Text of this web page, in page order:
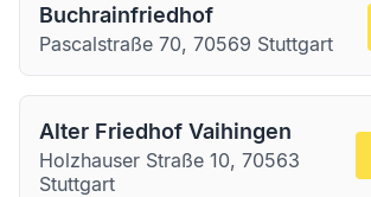
Buchrainfriedhof
Pascalstraße 70, 70569 Stuttgart
Alter Friedhof Vaihingen
Holzhauser Straße 10, 70563
Stuttgart